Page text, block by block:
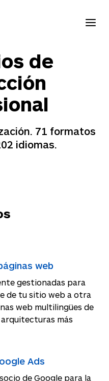
de
71 formatos
idiomas.
web
gestionadas para
de tu sitio web a otra
web multilingües de
más
Ads
de Google para la